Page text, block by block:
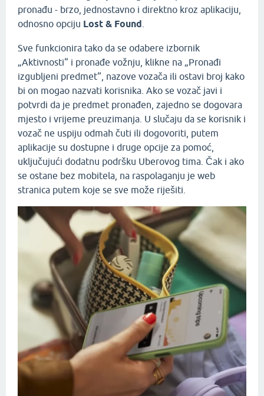
pronađu - brzo, jednostavno i direktno kroz aplikaciju,
odnosno opciju Lost & Found
Sve funkcionira tako da se odabere izbornik
„Aktivnosti“ i pronađe vožnju, klikne na „Pronađi
izgubljeni predmet“, nazove vozača ili ostavi broj kako
bi on mogao nazvati korisnika. Ako se vozač javi i
potvrdi da je predmet pronađen, zajedno se dogovara
mjesto i vrijeme preuzimanja. U slučaju da se korisnik i
vozač ne uspiju odmah čuti ili dogovoriti, putem
aplikacije su dostupne i druge opcije za pomoć,
uključujući dodatnu podršku Uberovog tima. Čak i ako
se ostane bez mobitela, na raspolaganju je web
stranica putem koje se sve može riješiti.